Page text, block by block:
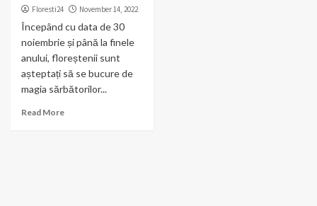
Floresti24 November 14, 2022
Începând cu data de 30
noiembrie și până la finele
anului, floreștenii sunt
așteptați să se bucure de
magia sărbătorilor...
Read More